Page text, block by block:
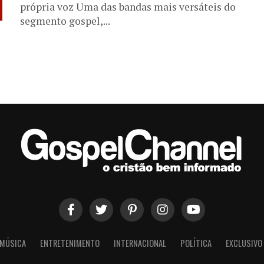
própria voz Uma das bandas mais versáteis do
segmento gospel,...
ENTRETENIMENTO INTERNACIONAL POLÍTICA EXCLUSIVO